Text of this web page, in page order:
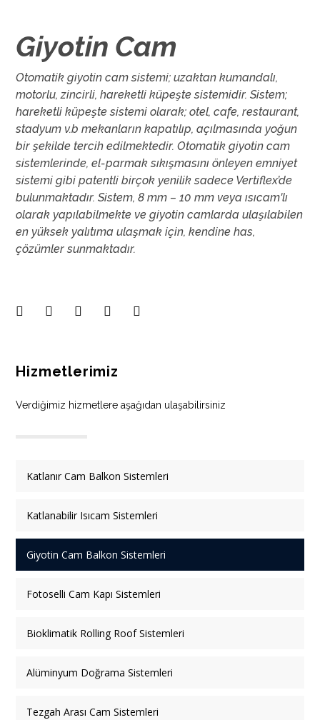
Giyotin Cam
Otomatik giyotin cam sistemi; uzaktan kumandalı,
motorlu, zincirli, hareketli küpeşte sistemidir. Sistem;
hareketli küpeşte sistemi olarak; otel, cafe, restaurant,
stadyum v.b mekanların kapatılıp, açılmasında yoğun
bir şekilde tercih edilmektedir. Otomatik giyotin cam
sistemlerinde, el-parmak sıkışmasını önleyen emniyet
sistemi gibi patentli birçok yenilik sadece Vertiflex’de
bulunmaktadır. Sistem, 8 mm – 10 mm veya ısıcam'lı
olarak yapılabilmekte ve giyotin camlarda ulaşılabilen
en yüksek yalıtıma ulaşmak için, kendine has,
çözümler sunmaktadır.
Hizmetlerimiz
Verdiğimiz hizmetlere aşağıdan ulaşabilirsiniz
Katlanır Cam Balkon Sistemleri
Katlanabilir Isıcam Sistemleri
Giyotin Cam Balkon Sistemleri
Fotoselli Cam Kapı Sistemleri
Bioklimatik Rolling Roof Sistemleri
Alüminyum Doğrama Sistemleri
Tezgah Arası Cam Sistemleri